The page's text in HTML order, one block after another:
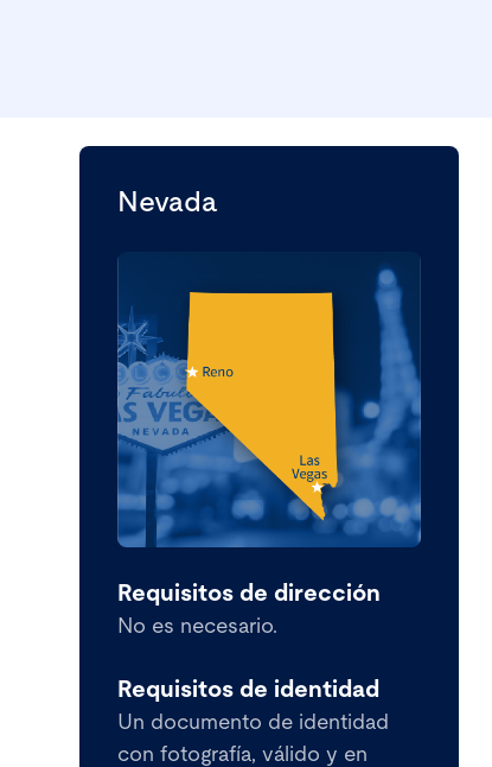
Nevada
Requisitos de dirección
No es necesario.
Requisitos de identidad
Un documento de identidad
con fotografía, válido y en